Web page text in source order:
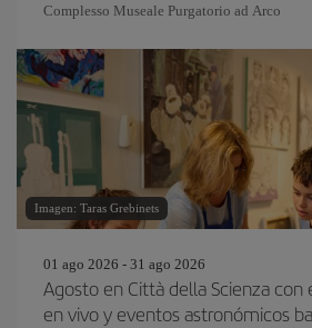
Complesso Museale Purgatorio ad Arco
Imagen: Taras Grebinets
01 ago 2026 - 31 ago 2026
Agosto en Città della Scienza
en vivo y eventos astronómicos